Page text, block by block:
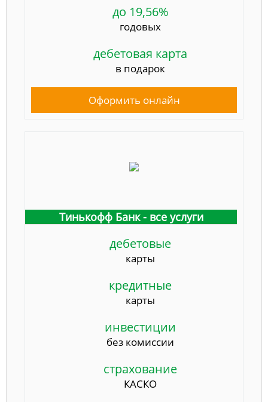
до 19,56%
годовых
дебетовая карта
в подарок
Оформить онлайн
Тинькофф Банк - все услуги
дебетовые
карты
кредитные
карты
инвестиции
без комиссии
страхование
КАСКО